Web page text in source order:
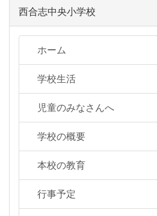
西合志中央小学校
ホーム
学校生活
児童のみなさんへ
学校の概要
本校の教育
行事予定